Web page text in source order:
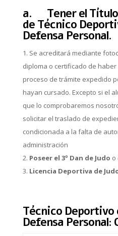
a. Tener el Título
de Técnico
Defensa Personal.
Se acreditará mediante
diploma o certificado de
proceso de trámite expedido
hayan cursado. Excepto si el
que lo comprobaremos
solicitar el traslado de
condicionada a la falta de
administración
Poseer el 3º Dan de Judo o
Licencia Deportiva de
Técnico Deportivo
Defensa Personal: